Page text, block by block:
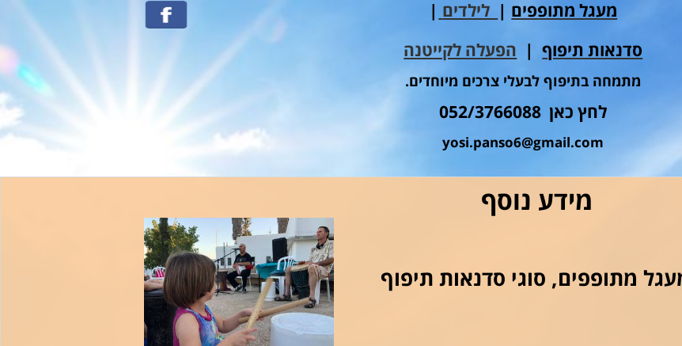
מעגל מתופפים | לילדים |
סדנאות תיפוף| הפעלה לקייטנה
מתמחה בתיפוף לבעלי צרכים מיוחדים.
לחץ כאן 052/3766088
yosi.panso6@gmail.com
מתופפים, סוגי סדנאות תיפוף
מידע נוסף